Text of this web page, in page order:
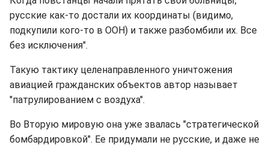
русские как-то достали их координаты (видимо,
подкупили кого-то в ООН) и также разбомбили их. Все
без исключения".
Такую тактику целенаправленного уничтожения
авиацией гражданских объектов автор называет
"патрулированием с воздуха".
Во Вторую мировую она уже звалась "стратегической
бомбардировкой". Ее придумали не русские, и даже не